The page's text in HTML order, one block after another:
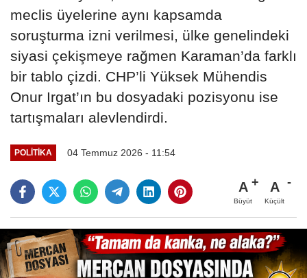
meclis üyelerine aynı kapsamda
soruşturma izni verilmesi, ülke genelindeki
siyasi çekişmeye rağmen Karaman’da farklı
bir tablo çizdi. CHP’li Yüksek Mühendis
Onur Irgat’ın bu dosyadaki pozisyonu ise
tartışmaları alevlendirdi.
POLITIKA 04 Temmuz 2026 - 11:54
A
Büyüt
A
Küçült